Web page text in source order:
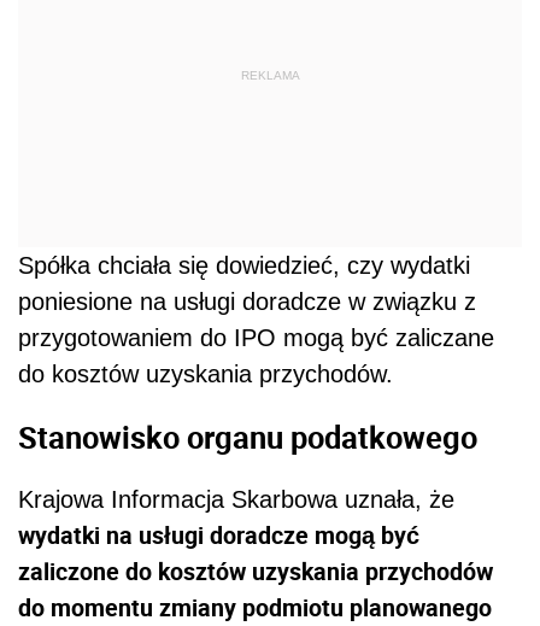
REKLAMA
Spółka chciała się dowiedzieć, czy wydatki
poniesione na usługi doradcze w związku z
przygotowaniem do IPO mogą być zaliczane
do kosztów uzyskania przychodów.
Stanowisko organu podatkowego
Krajowa Informacja Skarbowa uznała, że
wydatki na usługi doradcze mogą być
zaliczone do kosztów uzyskania przychodów
do momentu zmiany podmiotu planowanego